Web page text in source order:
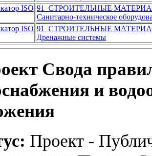
ISO 91 СТРОИТЕЛЬНЫЕ
Санитарно-техническое
ISO 91 СТРОИТЕЛЬНЫЕ
Дренажные системы
Свода
и
Проект -